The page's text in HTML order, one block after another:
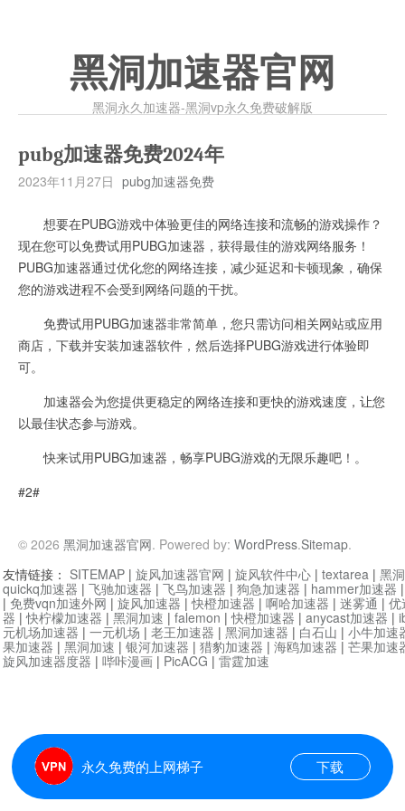
黑洞加速器官网
黑洞永久加速器-黑洞vp永久免费破解版
pubg加速器免费2024年
2023年11月27日 pubg加速器免费
想要在PUBG游戏中体验更佳的网络连接和流畅的游戏操作？
现在您可以免费试用PUBG加速器，获得最佳的游戏网络服务！
PUBG加速器通过优化您的网络连接，减少延迟和卡顿现象，确保
您的游戏进程不会受到网络问题的干扰。
免费试用PUBG加速器非常简单，您只需访问相关网站或应用
商店，下载并安装加速器软件，然后选择PUBG游戏进行体验即
可。
加速器会为您提供更稳定的网络连接和更快的游戏速度，让您
以最佳状态参与游戏。
快来试用PUBG加速器，畅享PUBG游戏的无限乐趣吧！。
#2#
© 2026 黑洞加速器官网. Powered by: WordPress.Sitemap.
永久免费的上网梯子 下载
友情链接： SITEMAP | 旋风加速器官网 | 旋风软件中心 | textarea | 黑
quickq加速器 | 飞驰加速器 | 飞鸟加速器 | 狗急加速器 | hammer加速器
| 免费vqn加速外网 | 旋风加速器 |快橙加速器 | 啊哈加速器 | 迷雾通 | 优
器 |快柠檬加速器 | 黑洞加速 | falemon |快橙加速器 | anycast加速器 |
元机场加速器 | 一元机场 | 老王加速器 | 黑洞加速器 | 白石山 | 小牛加速
果加速器 | 黑洞加速 | 银河加速器 | 猎豹加速器 | 海鸥加速器 | 芒果加速
旋风加速器度器 | 哔咔漫画 | PicACG | 雷霆加速